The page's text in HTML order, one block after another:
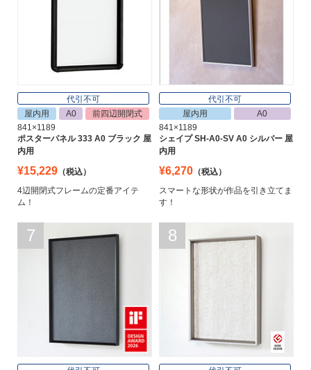
代引不可
屋内用
A0
前四辺開閉式
841×1189
ポスターパネル 333 A0 ブラック 屋
内用
¥15,229 （税込）
4辺開閉式フレームの定番アイテ
ム！
代引不可
屋内用
A0
841×1189
シェイプ SH-A0-SV A0 シルバー 屋
内用
¥6,270 （税込）
スマートな形状が作品を引き立てま
す！
7 8